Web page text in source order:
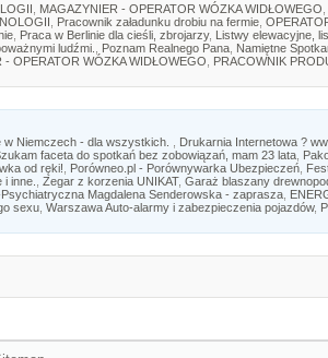
MAGAZYNIER - OPERATOR WÓZKA WIDŁOWEGO
Pracownik załadunku drobiu na fermie
Praca w Berlinie dla cieśli, zbrojarzy, Listwy elewacyjne,
ludźmi. Poznam Realnego Pana Namiętne
- OPERATOR WÓZKA WIDŁOWEGO PRACOWNIK
Niemczech - dla wszystkich. Drukarnia Internetowa ?
faceta do spotkań bez zobowiązań, mam 23 lata
od ręki!
Porówneo.pl - Porównywarka Ubezpieczeń
inne. Zegar z korzenia UNIKAT, Garaż blaszany
Magdalena Senderowska - zaprasza
sexu Warszawa Auto-alarmy i zabezpieczenia pojazdów,